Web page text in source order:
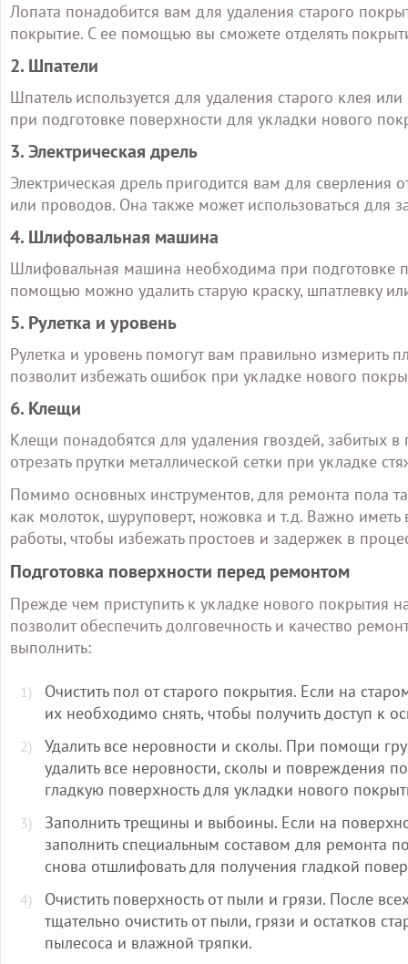
Лопата понадобится вам для удаления старого
покрытие. С ее помощью вы сможете отделять
2. Шпатели
Шпатель используется для удаления старого клея
при подготовке поверхности для укладки нового
3. Электрическая дрель
Электрическая дрель пригодится вам для сверления
или проводов. Она также может использоваться для
4. Шлифовальная машина
Шлифовальная машина необходима при подготовке
помощью можно удалить старую краску, шпатлевку
5. Рулетка и уровень
Рулетка и уровень помогут вам правильно измерить
позволит избежать ошибок при укладке нового
6. Клещи
Клещи понадобятся для удаления гвоздей, забитых
отрезать прутки металлической сетки при укладке
Помимо основных инструментов, для ремонта пола
как молоток, шуруповерт, ножовка и т.д. Важно
работы, чтобы избежать простоев и задержек в
Подготовка поверхности перед ремонтом
Прежде чем приступить к укладке нового покрытия
позволит обеспечить долговечность и качество
выполнить:
Очистить пол от старого покрытия. Если на
их необходимо снять, чтобы получить доступ к
Удалить все неровности и сколы. При помощи
удалить все неровности, сколы и повреждения
гладкую поверхность для укладки нового
Заполнить трещины и выбоины. Если на
заполнить специальным составом для ремонта
снова отшлифовать для получения гладкой
Очистить поверхность от пыли и грязи. После
тщательно очистить от пыли, грязи и остатков
пылесоса и влажной тряпки.